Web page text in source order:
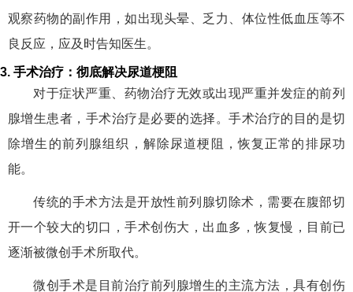
观察药物的副作用，如出现头晕、乏力、体位性低血压等不
良反应，应及时告知医生。
3. 手术治疗：彻底解决尿道梗阻
对于症状严重、药物治疗无效或出现严重并发症的前列
腺增生患者，手术治疗是必要的选择。手术治疗的目的是切
除增生的前列腺组织，解除尿道梗阻，恢复正常的排尿功
能。
传统的手术方法是开放性前列腺切除术，需要在腹部切
开一个较大的切口，手术创伤大，出血多，恢复慢，目前已
逐渐被微创手术所取代。
微创手术是目前治疗前列腺增生的主流方法，具有创伤